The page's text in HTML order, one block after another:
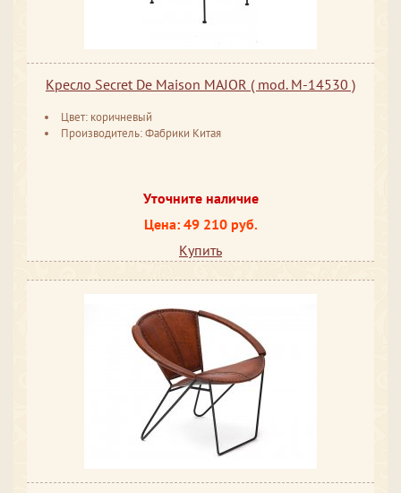
Кресло Secret De Maison MAJOR ( mod. M-14530 )
Цвет: коричневый
Производитель: Фабрики Китая
Уточните наличие
Цена: 49 210 руб.
Купить